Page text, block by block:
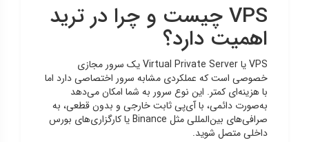
VPS چیست و چرا در ترید
اهمیت دارد؟
VPS یا Virtual Private Server یک سرور مجازی
خصوصی است که عملکردی مشابه سرور اختصاصی دارد اما
با هزینه‌ای کمتر. این نوع سرور به شما امکان می‌دهد
به‌صورت دائمی، با آی‌پی ثابت خارجی و بدون قطعی، به
صرافی‌های بین‌المللی مثل Binance یا کارگزاری‌های بورس
داخلی متصل شوید.